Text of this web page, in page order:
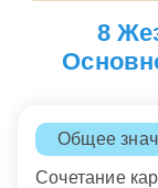
8
Общее
Сочетание